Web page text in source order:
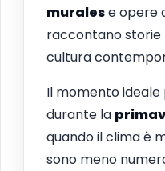
muralese opere
raccontano
cultura
Il momento ideale
durante la
quando il clima è
sono meno